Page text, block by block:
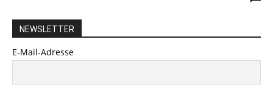
NEWSLETTER
E-Mail-Adresse